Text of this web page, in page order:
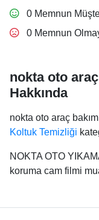
0 Memnun
0 Memnun
nokta oto
Hakkında
nokta oto araç
Koltuk Temizliği
NOKTA OTO
koruma cam filmi